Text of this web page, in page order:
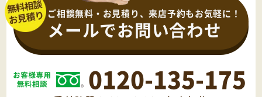
ご相談無料・お見積り、来店予約もお気軽に！
メールでお問い合わせ
0120-135-175